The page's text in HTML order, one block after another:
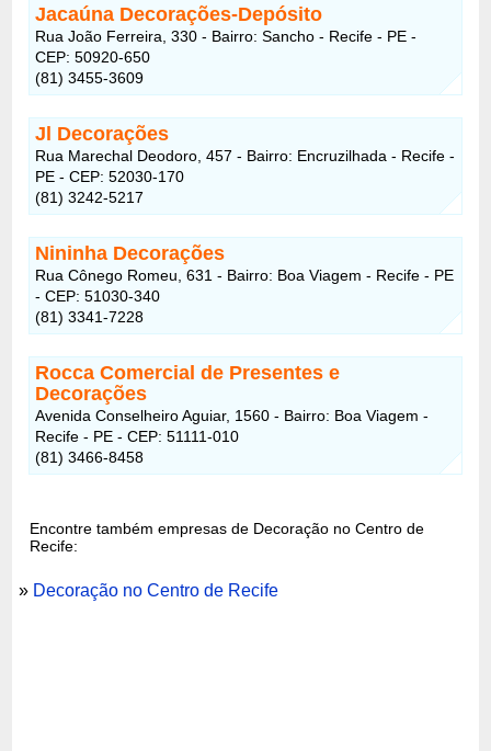
Jacaúna Decorações-Depósito
Rua João Ferreira, 330 - Bairro: Sancho - Recife - PE -
CEP: 50920-650
(81) 3455-3609
Jl Decorações
Rua Marechal Deodoro, 457 - Bairro: Encruzilhada - Recife -
PE - CEP: 52030-170
(81) 3242-5217
Nininha Decorações
Rua Cônego Romeu, 631 - Bairro: Boa Viagem - Recife - PE
- CEP: 51030-340
(81) 3341-7228
Rocca Comercial de Presentes e
Decorações
Avenida Conselheiro Aguiar, 1560 - Bairro: Boa Viagem -
Recife - PE - CEP: 51111-010
(81) 3466-8458
Encontre também empresas de Decoração no Centro de
Recife:
» Decoração no Centro de Recife